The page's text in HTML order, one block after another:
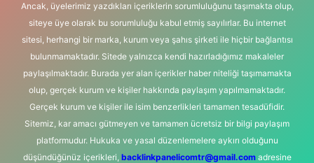
Ancak, üyelerimiz yazdıkları içeriklerin sorumluluğunu taşımakta olup,
siteye üye olarak bu sorumluluğu kabul etmiş sayılırlar. Bu internet
sitesi, herhangi bir marka, kurum veya şahıs şirketi ile hiçbir bağlantısı
bulunmamaktadır. Sitede yalnızca kendi hazırladığımız makaleler
paylaşılmaktadır. Burada yer alan içerikler haber niteliği taşımamakta
olup, gerçek kurum ve kişiler hakkında paylaşım yapılmamaktadır.
Gerçek kurum ve kişiler ile isim benzerlikleri tamamen tesadüfidir.
Sitemiz, kar amacı gütmeyen ve tamamen ücretsiz bir bilgi paylaşım
platformudur. Hukuka ve yasal düzenlemelere aykırı olduğunu
düşündüğünüz içerikleri, backlinkpanelicomtr@gmail.comadresine